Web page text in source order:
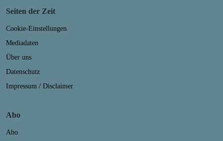
Seiten der Zeit
Cookie-Einstellungen
Mediadaten
Über uns
Datenschutz
Impressum / Disclaimer
Abo
Abo